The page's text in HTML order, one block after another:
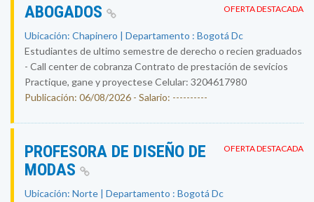
OFERTA DESTACADA
ABOGADOS
Ubicación: Chapinero | Departamento : Bogotá Dc
Estudiantes de ultimo semestre de derecho o recien graduados
- Call center de cobranza Contrato de prestación de sevicios
Practique, gane y proyectese Celular: 3204617980
Publicación: 06/08/2026 - Salario: ----------
OFERTA DESTACADA
PROFESORA DE DISEÑO DE
MODAS
Ubicación: Norte | Departamento : Bogotá Dc